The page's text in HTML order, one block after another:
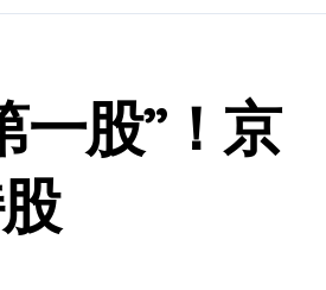
真急了
锏？
一股”！京